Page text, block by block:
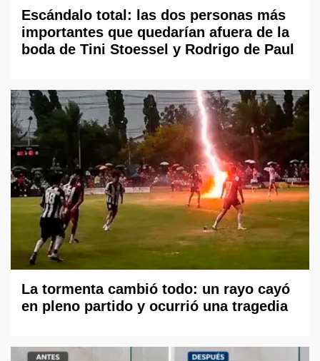
Escándalo total: las dos personas más
importantes que quedarían afuera de la
boda de Tini Stoessel y Rodrigo de Paul
La tormenta cambió todo: un rayo cayó
en pleno partido y ocurrió una tragedia